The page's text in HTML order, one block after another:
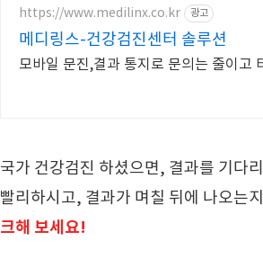
https://www.medilinx.co.kr 광고
메디링스-건강검진센터 솔루션
모바일 문진,결과 통지로 문의는 줄이고
국가 건강검진 하셨으면, 결과를 기다
빨리하시고, 결과가 며칠 뒤에 나오는
크해 보세요!